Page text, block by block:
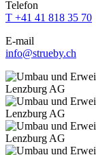
leer.
leer.
Feld
leer.
Feld
leer.
Feld
leer.
Telefon
T +41 41 818 35 70
E-mail
info@strueby.ch